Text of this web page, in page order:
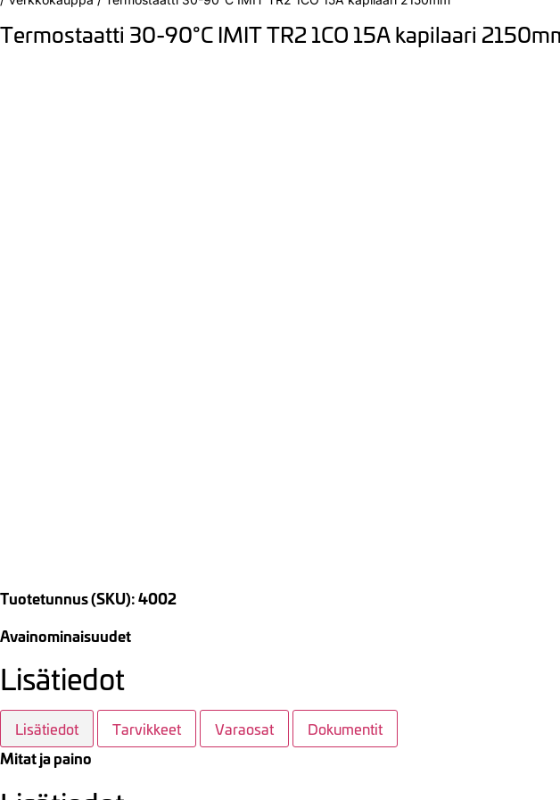
Termostaatti 30-90°C IMIT TR2 1CO 15A kapilaari
Tuotetunnus (SKU): 4002
Avainominaisuudet
Lisätiedot
Lisätiedot Tarvikkeet Varaosat Dokumentit
Mitat ja paino